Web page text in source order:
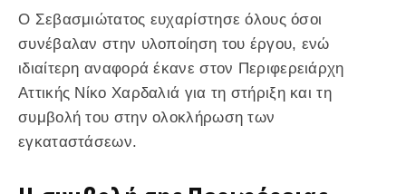
Ο Σεβασμιώτατος ευχαρίστησε όλους όσοι
συνέβαλαν στην υλοποίηση του έργου, ενώ
ιδιαίτερη αναφορά έκανε στον Περιφερειάρχη
Αττικής Νίκο Χαρδαλιά για τη στήριξη και τη
συμβολή του στην ολοκλήρωση των
εγκαταστάσεων.